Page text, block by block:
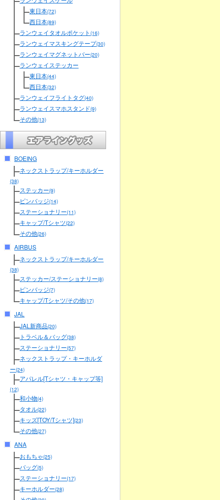
東日本(72)
西日本(89)
ランウェイタオルポケット (16)
ランウェイマスキングテープ(30)
ランウェイマグネットバー(20)
ランウェイステッカー
東日本(44)
西日本(32)
ランウェイフライトタグ(40)
ランウェイスマホスタンド(9)
その他(13)
BOEING
ネックストラップ/キーホルダー
(38)
ステッカー(9)
ピンバッジ(14)
ステーショナリー(11)
キャップ/Tシャツ(22)
その他(26)
AIRBUS
ネックストラップ/キーホルダー
(38)
ステッカー/ステーショナリー(8)
ピンバッジ(7)
キャップ/Tシャツ/その他(17)
JAL
JAL新商品(20)
トラベル＆バッグ(38)
ステーショナリー(57)
ネックストラップ・キーホルダ
ー(24)
アパレル[Tシャツ・キャップ等]
(12)
和小物(4)
タオル(22)
キッズ[TOY/Tシャツ](23)
その他(27)
ANA
おもちゃ(25)
バッグ(5)
ステーショナリー(17)
キーホルダー(28)